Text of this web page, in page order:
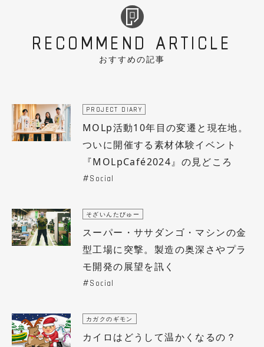
RECOMMEND ARTICLE
おすすめの記事
PROJECT DIARY
MOLp活動10年目の変遷と現在地。
ついに開催する素材体験イベント
『MOLpCafé2024』の見どころ
Social
そざいんたびゅー
スーパー・ササダンゴ・マシンの金
型工場に突撃。製造の奥深さやプラ
モ開発の展望を訊く
Social
カガクのギモン
カイロはどうして温かくなるの？